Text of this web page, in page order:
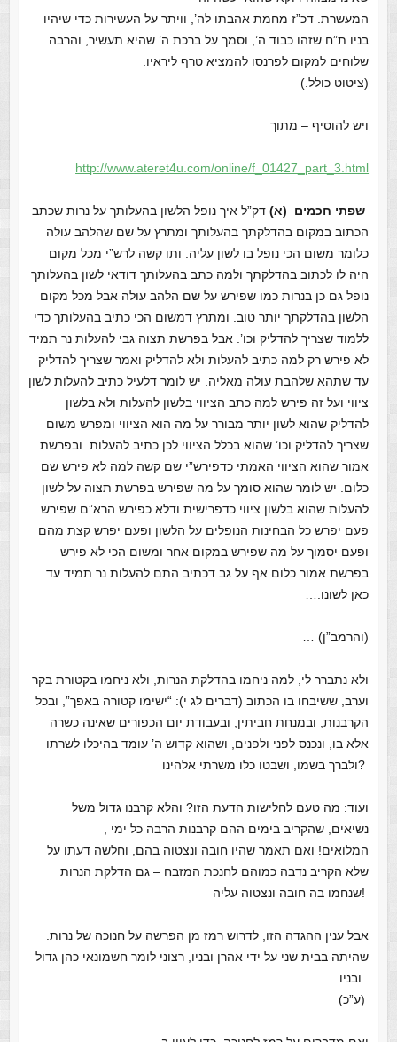
המעשרת. דכ”ז מחמת אהבתו לה’, וויתר על העשירות כדי שיהיו
בניו ת”ח שזהו כבוד ה’, וסמך על ברכת ה’ שהיא תעשיר, והרבה
שלוחים למקום לפרנסו להמציא טרף ליראיו.
(ציטוט כולל.)
ויש להוסיף – מתוך
http://www.ateret4u.com/online/f_01427_part_3.html
שפתי חכמים (א)דק”ל איך נופל הלשון בהעלותך על נרות שכתב
הכתוב במקום בהדלקתך בהעלותך ומתרץ על שם שהלהב עולה
כלומר משום הכי נופל בו לשון עליה. ותו קשה לרש”י מכל מקום
היה לו לכתוב בהדלקתך ולמה כתב בהעלותך דודאי לשון בהעלותך
נופל גם כן בנרות כמו שפירש על שם הלהב עולה אבל מכל מקום
הלשון בהדלקתך יותר טוב. ומתרץ דמשום הכי כתיב בהעלותך כדי
ללמוד שצריך להדליק וכו’. אבל בפרשת תצוה גבי להעלות נר תמיד
לא פירש רק למה כתיב להעלות ולא להדליק ואמר שצריך להדליק
עד שתהא שלהבת עולה מאליה. יש לומר דלעיל כתיב להעלות לשון
ציווי ועל זה פירש למה כתב הציווי בלשון להעלות ולא בלשון
להדליק שהוא לשון יותר מבורר על מה הוא הציווי ומפרש משום
שצריך להדליק וכו’ שהוא בכלל הציווי לכן כתיב להעלות. ובפרשת
אמור שהוא הציווי האמתי כדפירש”י שם קשה למה לא פירש שם
כלום. יש לומר שהוא סומך על מה שפירש בפרשת תצוה על לשון
להעלות שהוא בלשון ציווי כדפרישית ודלא כפירש הרא”ם שפירש
פעם יפרש כל הבחינות הנופלים על הלשון ופעם יפרש קצת מהם
ופעם יסמוך על מה שפירש במקום אחר ומשום הכי לא פירש
בפרשת אמור כלום אף על גב דכתיב התם להעלות נר תמיד עד
כאן לשונו:…
(והרמב”ן) …
ולא נתברר לי, למה ניחמו בהדלקת הנרות, ולא ניחמו בקטורת בקר
וערב, ששיבחו בו הכתוב (דברים לג י): “ישימו קטורה באפך”, ובכל
הקרבנות, ובמנחת חביתין, ובעבודת יום הכפורים שאינה כשרה
אלא בו, ונכנס לפני ולפנים, ושהוא קדוש ה’ עומד בהיכלו לשרתו
ולברך בשמו, ושבטו כלו משרתי אלהינו?
ועוד: מה טעם לחלישות הדעת הזו? והלא קרבנו גדול משל
נשיאים, שהקריב בימים ההם קרבנות הרבה כל ימי ,
המלואים! ואם תאמר שהיו חובה ונצטוה בהם, וחלשה דעתו על
שלא הקריב נדבה כמוהם לחנכת המזבח – גם הדלקת הנרות
שנחמו בה חובה ונצטוה עליה!
.אבל ענין ההגדה הזו, לדרוש רמז מן הפרשה על חנוכה של נרות
שהיתה בבית שני על ידי אהרן ובניו, רצוני לומר חשמונאי כהן גדול
(ע”כ)